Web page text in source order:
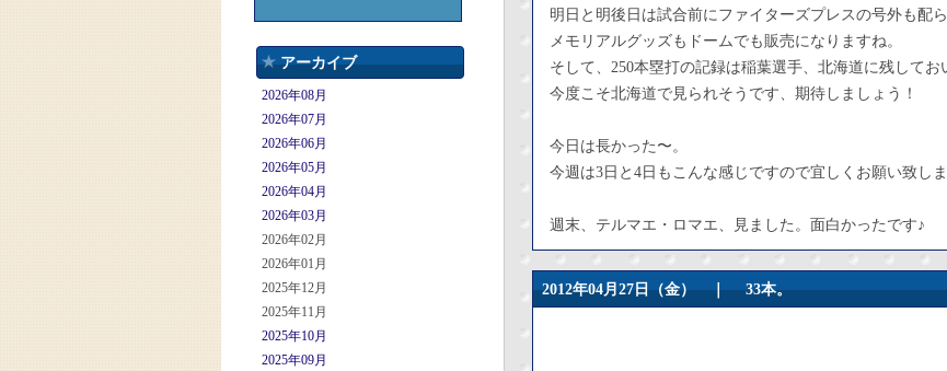
アーカイブ
2026年08月
2026年07月
2026年06月
2026年05月
2026年04月
2026年03月
2026年02月
2026年01月
2025年12月
2025年11月
2025年10月
2025年09月
明日と明後日は試合前にファイターズプレスの号外も配ら
メモリアルグッズもドームでも販売になりますね。
そして、250本塁打の記録は稲葉選手、北海道に残してお
今度こそ北海道で見られそうです、期待しましょう！
今日は長かった〜。
今週は3日と4日もこんな感じですので宜しくお願い致しま
週末、テルマエ・ロマエ、見ました。面白かったです♪
2012年04月27日（金） ｜33本。